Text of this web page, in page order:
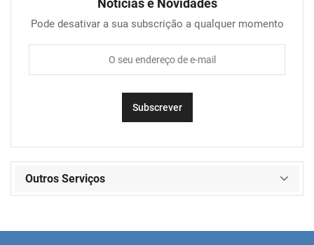
Notícias e Novidades
Pode desativar a sua subscrição a qualquer momento
Outros Serviços